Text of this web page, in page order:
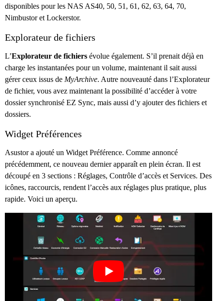
disponibles pour les NAS AS40, 50, 51, 61, 62, 63, 64, 70,
Nimbustor et Lockerstor.
Explorateur de fichiers
L’Explorateur de fichiers évolue également. S’il prenait déjà en
charge les instantanées pour un volume, maintenant il sait aussi
gérer ceux issus de MyArchive. Autre nouveauté dans l’Explorateur
de fichier, vous avez maintenant la possibilité d’accéder à votre
dossier synchronisé EZ Sync, mais aussi d’y ajouter des fichiers et
dossiers.
Widget Préférences
Asustor a ajouté un Widget Préférence. Comme annoncé
précédemment, ce nouveau dernier apparaît en plein écran. Il est
découpé en 3 sections : Réglages, Contrôle d’accès et Services. Des
icônes, raccourcis, rendent l’accès aux réglages plus pratique, plus
rapide. Voici un aperçu.